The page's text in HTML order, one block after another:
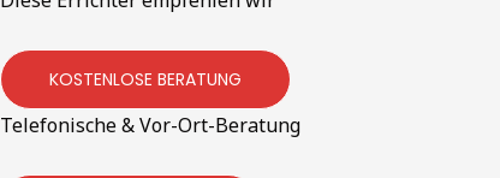
KOSTENLOSE BERATUNG
Telefonische & Vor-Ort-Beratung